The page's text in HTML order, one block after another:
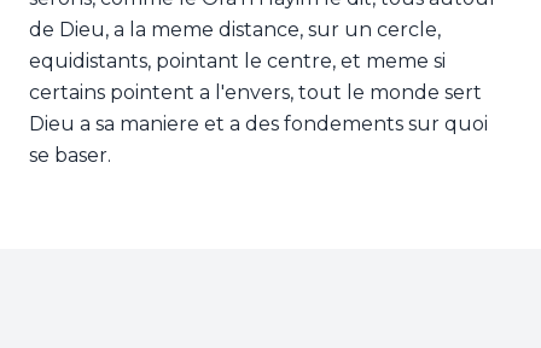
de Dieu, a la meme distance, sur un cercle,
equidistants, pointant le centre, et meme si
certains pointent a l'envers, tout le monde sert
Dieu a sa maniere et a des fondements sur quoi
se baser.